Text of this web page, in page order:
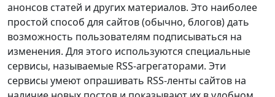
анонсов статей и других материалов. Это наиболее
простой способ для сайтов (обычно, блогов) дать
возможность пользователям подписываться на
изменения. Для этого используются специальные
сервисы, называемые RSS-агрегаторами. Эти
сервисы умеют опрашивать RSS-ленты сайтов на